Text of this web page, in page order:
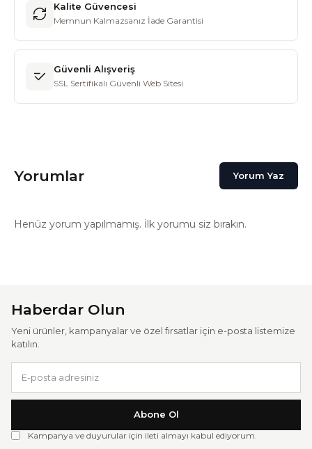
Kalite Güvencesi
Memnun Kalmazsanız İade Garantisi
Güvenli Alışveriş
SSL Sertifikalı Güvenli Web Sitesi
Yorumlar Yorum Yaz
Henüz yorum yapılmamış. İlk yorumu siz bırakın.
Haberdar Olun
Yeni ürünler, kampanyalar ve özel fırsatlar için e-posta listemize
katılın.
Abone Ol
Kampanya ve duyurular için ileti almayı kabul ediyorum.